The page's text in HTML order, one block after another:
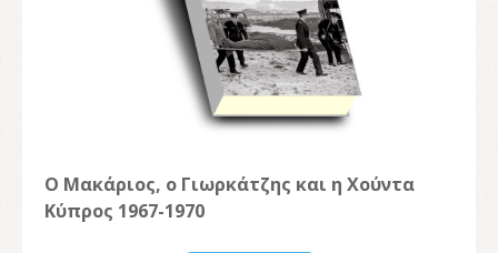
Ο Μακάριος, ο Γιωρκάτζης και η Χούντα
Κύπρος 1967-1970